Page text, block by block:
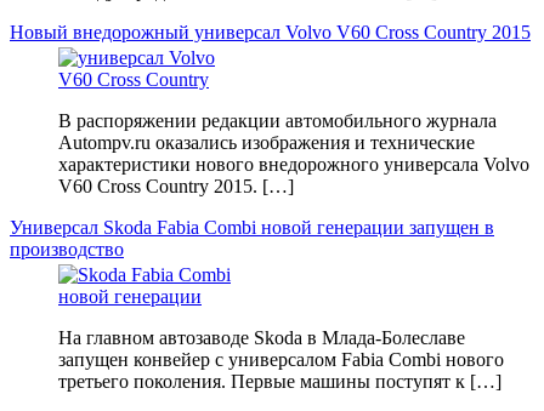
Новый внедорожный универсал Volvo V60 Cross Country 2015
В распоряжении редакции автомобильного журнала
Autompv.ru оказались изображения и технические
характеристики нового внедорожного универсала Volvo
V60 Cross Country 2015. […]
Универсал Skoda Fabia Combi новой генерации запущен в
производство
На главном автозаводе Skoda в Млада-Болеславе
запущен конвейер с универсалом Fabia Combi нового
третьего поколения. Первые машины поступят к […]